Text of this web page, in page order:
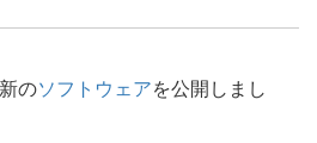
のソフトウェアを公開しまし